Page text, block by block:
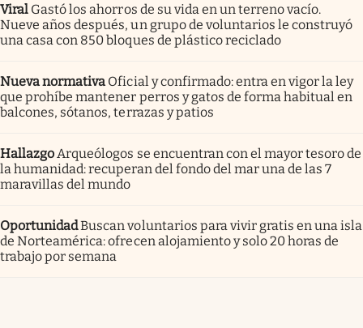
Viral Gastó los ahorros de su vida en un terreno vacío.
Nueve años después, un grupo de voluntarios le construyó
una casa con 850 bloques de plástico reciclado
Nueva normativa Oficial y confirmado: entra en vigor la ley
que prohíbe mantener perros y gatos de forma habitual en
balcones, sótanos, terrazas y patios
Hallazgo Arqueólogos se encuentran con el mayor tesoro de
la humanidad: recuperan del fondo del mar una de las 7
maravillas del mundo
OportunidadBuscan voluntarios para vivir gratis en una isla
de Norteamérica: ofrecen alojamiento y solo 20 horas de
trabajo por semana